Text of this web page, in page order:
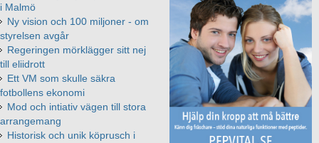
i Malmö
Ny vision och 100 miljoner - om
styrelsen avgår
Regeringen mörklägger sitt nej
till eliidrott
Ett VM som skulle säkra
fotbollens ekonomi
Mod och intiativ vägen till stora
arrangemang
Historisk och unik köprusch i